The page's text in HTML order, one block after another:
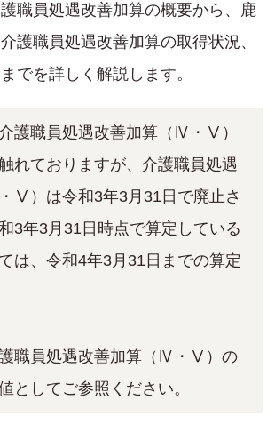
職員処遇改善加算の概要から、鹿
護職員処遇改善加算の取得状況、
でを詳しく解説します。
護職員処遇改善加算（Ⅳ・Ⅴ）
れておりますが、介護職員処遇
Ⅴ）は令和3年3月31日で廃止さ
3年3月31日時点で算定している
は、令和4年3月31日までの算定
職員処遇改善加算（Ⅳ・Ⅴ）の
としてご参照ください。